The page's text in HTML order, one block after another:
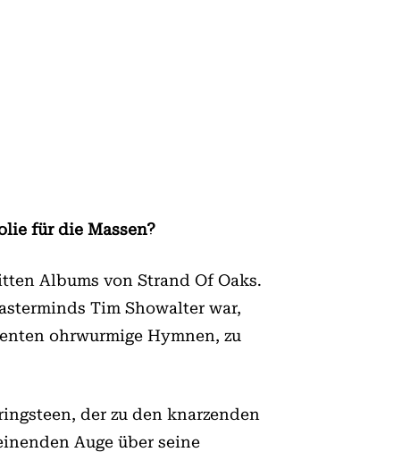
für die Massen?
Albums von Strand Of Oaks.
Tim Showalter war,
ohrwurmige Hymnen, zu
der zu den knarzenden
Auge über seine